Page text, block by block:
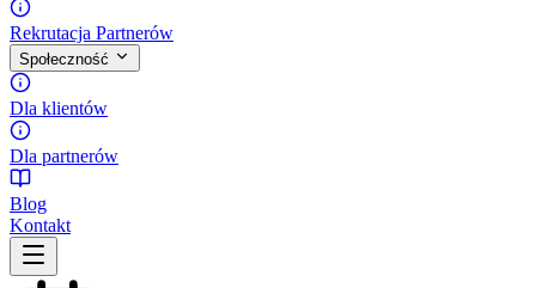
Rekrutacja Partnerów
Społeczność
Dla klientów
Dla partnerów
Blog
Kontakt